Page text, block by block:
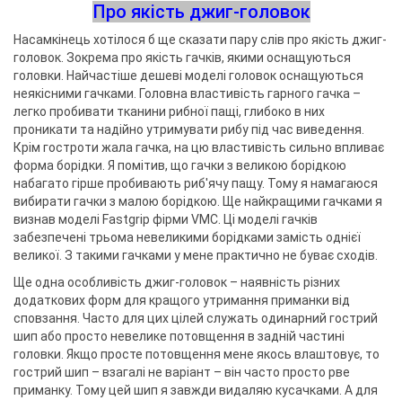
Про якість джиг-головок
Насамкінець хотілося б ще сказати пару слів про якість джиг-
головок. Зокрема про якість гачків, якими оснащуються
головки. Найчастіше дешеві моделі головок оснащуються
неякісними гачками. Головна властивість гарного гачка –
легко пробивати тканини рибної пащі, глибоко в них
проникати та надійно утримувати рибу під час виведення.
Крім гостроти жала гачка, на цю властивість сильно впливає
форма борідки. Я помітив, що гачки з великою борідкою
набагато гірше пробивають риб'ячу пащу. Тому я намагаюся
вибирати гачки з малою борідкою. Ще найкращими гачками я
визнав моделі Fastgrip фірми VMC. Ці моделі гачків
забезпечені трьома невеликими борідками замість однієї
великої. З такими гачками у мене практично не буває сходів.
Ще одна особливість джиг-головок – наявність різних
додаткових форм для кращого утримання приманки від
сповзання. Часто для цих цілей служать одинарний гострий
шип або просто невелике потовщення в задній частині
головки. Якщо просте потовщення мене якось влаштовує, то
гострий шип – взагалі не варіант – він часто просто рве
приманку. Тому цей шип я завжди видаляю кусачками. А для